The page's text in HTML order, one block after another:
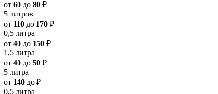
от 60 до 80 ₽
5 литров
от 110 до 170 ₽
0,5 литра
от 40 до 150 ₽
1,5 литра
от 40 до 50 ₽
5 литра
от 140 до ₽
0,5 литра